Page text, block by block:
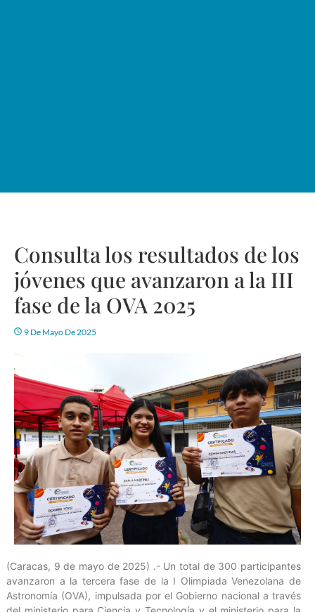
Consulta los resultados de los
jóvenes que avanzaron a la III
fase de la OVA 2025
9 De Mayo De 2025
(Caracas, 9 de mayo de 2025) .- Un total de 300 participantes
avanzaron a la tercera fase de la I Olimpiada Venezolana de
Astronomía (OVA), impulsada por el Gobierno nacional a través